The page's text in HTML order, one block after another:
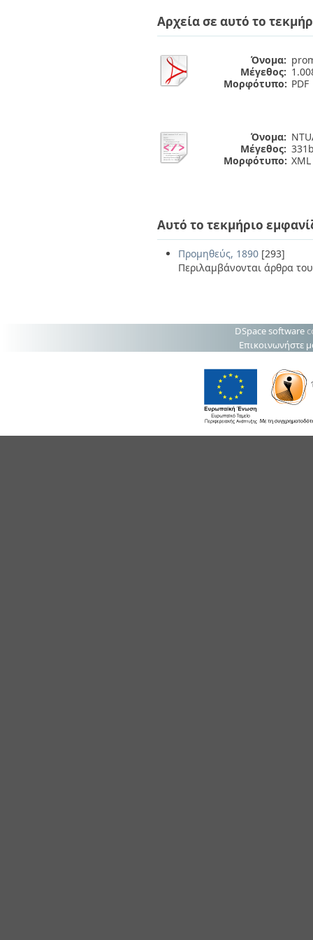
Αρχεία σε αυτό το
Όνομα:
Μέγεθος:
Μορφότυπο: PDF
Όνομα:
Μέγεθος:
Μορφότυπο: XML
Αυτό το τεκμήριο
Προμηθεύς, 1890 [293]
Περιλαμβάνονται άρθρα
DSpace software
Επικοινωνήστε